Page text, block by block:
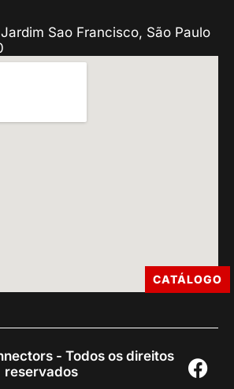
Sao Francisco, São Paulo
- Todos os direitos
reservados
CATÁLOGO